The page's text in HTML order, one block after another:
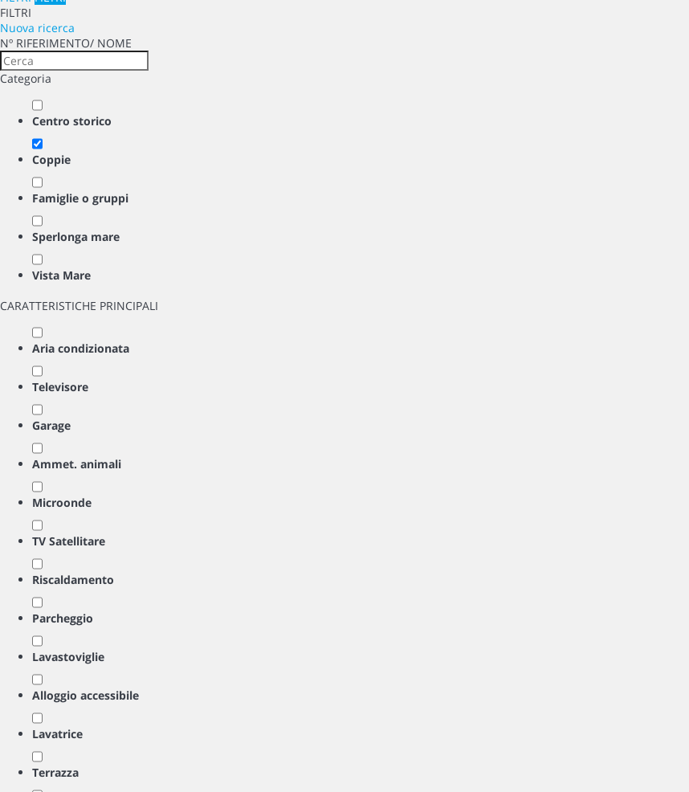
FILTRI
Nuova ricerca
Nº RIFERIMENTO/ NOME
Categoria
Centro storico
Coppie
Famiglie o gruppi
Sperlonga mare
Vista Mare
CARATTERISTICHE PRINCIPALI
Aria condizionata
Televisore
Garage
Ammet. animali
Microonde
TV Satellitare
Riscaldamento
Parcheggio
Lavastoviglie
Alloggio accessibile
Lavatrice
Terrazza